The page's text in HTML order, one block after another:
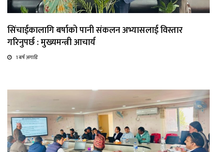
सिंचाईकालागि बर्षाको पानी संकलन अभ्यासलाई विस्तार
गरिनुपर्छ : मुख्यमन्त्री आचार्य
1 बर्ष अगाडि